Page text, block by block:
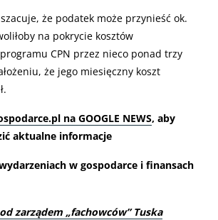
że podatek może przynieść ok.
na pokrycie kosztów
CPN przez nieco ponad trzy
że jego miesięczny koszt
na GOOGLE NEWS, aby
aktualne informacje
w gospodarce i finansach
zarządem „fachowców” Tuska